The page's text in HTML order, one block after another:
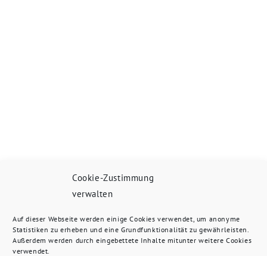
Cookie-Zustimmung
verwalten
Auf dieser Webseite werden einige Cookies verwendet, um anonyme
Statistiken zu erheben und eine Grundfunktionalität zu gewährleisten.
Außerdem werden durch eingebettete Inhalte mitunter weitere Cookies
verwendet.